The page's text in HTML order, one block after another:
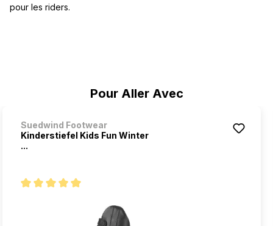
Pour Aller Avec
Suedwind Footwear
Kinderstiefel Kids Fun Winter
...
pour les riders.